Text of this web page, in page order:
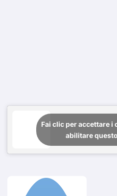
Fai clic per accettare i
abilitare